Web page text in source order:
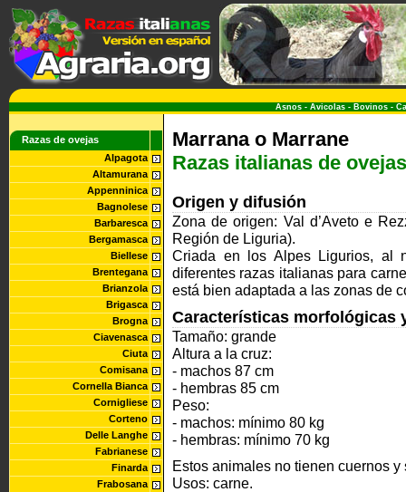
Asnos - Avicolas - Bovinos -
Razas de ovejas
Alpagota
Altamurana
Appenninica
Bagnolese
Barbaresca
Bergamasca
Biellese
Brentegana
Brianzola
Brigasca
Brogna
Ciavenasca
Ciuta
Comisana
Cornella Bianca
Cornigliese
Corteno
Delle Langhe
Fabrianese
Finarda
Frabosana
Marrana o Marrane
Razas italianas de ovejas
Origen y difusión
Zona de origen: Val d’Aveto e
Región de Liguria).
Criada en los Alpes Ligurios, al
diferentes razas italianas para
está bien adaptada a las zonas de
Características morfológicas
Tamaño: grande
Altura a la cruz:
- machos 87 cm
- hembras 85 cm
Peso:
- machos: mínimo 80 kg
- hembras: mínimo 70 kg
Estos animales no tienen cuernos
Usos: carne.